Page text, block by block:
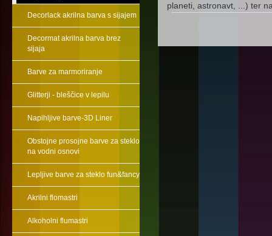
Decorlack akrilna barva s sijajem
Decormat akrilna barva brez
sijaja
Barve za marmoriranje
Glitterji - bleščice v lepilu
Napihljive barve-3D Liner
Obstojne prosojne barve za steklo
na vodni osnovi
Lepljive barve za steklo fun&fancy
Akrilni flomastri
Alkoholni flumastri
planeti, astronavt, ...) ter